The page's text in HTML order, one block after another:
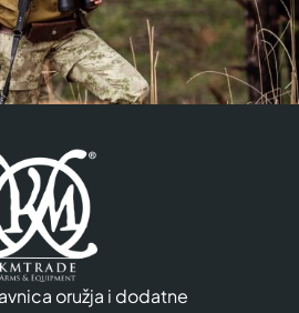
oružja i dodatne